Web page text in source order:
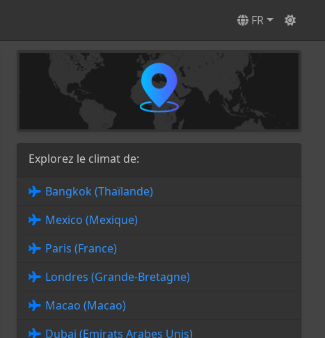
FR
Explorez le climat de:
Bangkok (Thaïlande)
Mexico (Mexique)
Paris (France)
Londres (Grande-Bretagne)
Macao (Macao)
Dubai (Emirats Arabes Unis)